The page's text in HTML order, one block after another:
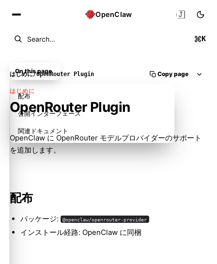
OpenClaw
Search... K
🇯🇵
はじめに/OpenRouter Plugin Copy page
はじめに
OpenRouter Plugin
OpenClaw に OpenRouter モデルプロバイダーのサポート
を追加します。
配布
パッケージ: @openclaw/openrouter-provider
インストール経路: OpenClaw に同梱
On this page
配布
公開インターフェース
関連ドキュメント